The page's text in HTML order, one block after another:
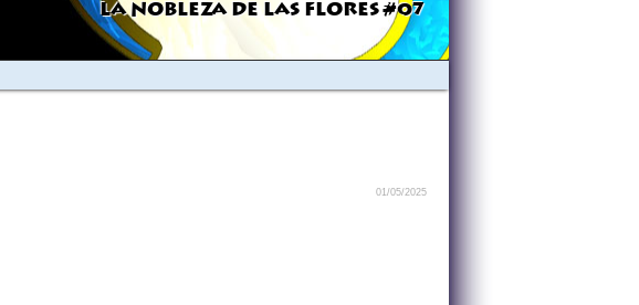
LA NOBLEZA DE LAS FLORES #07
01/05/2025